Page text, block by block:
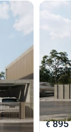
€895